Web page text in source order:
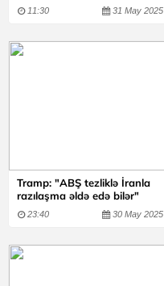
11:30 31 May 2025
Tramp: "ABŞ tezliklə İranla
razılaşma əldə edə bilər"
23:40 30 May 2025